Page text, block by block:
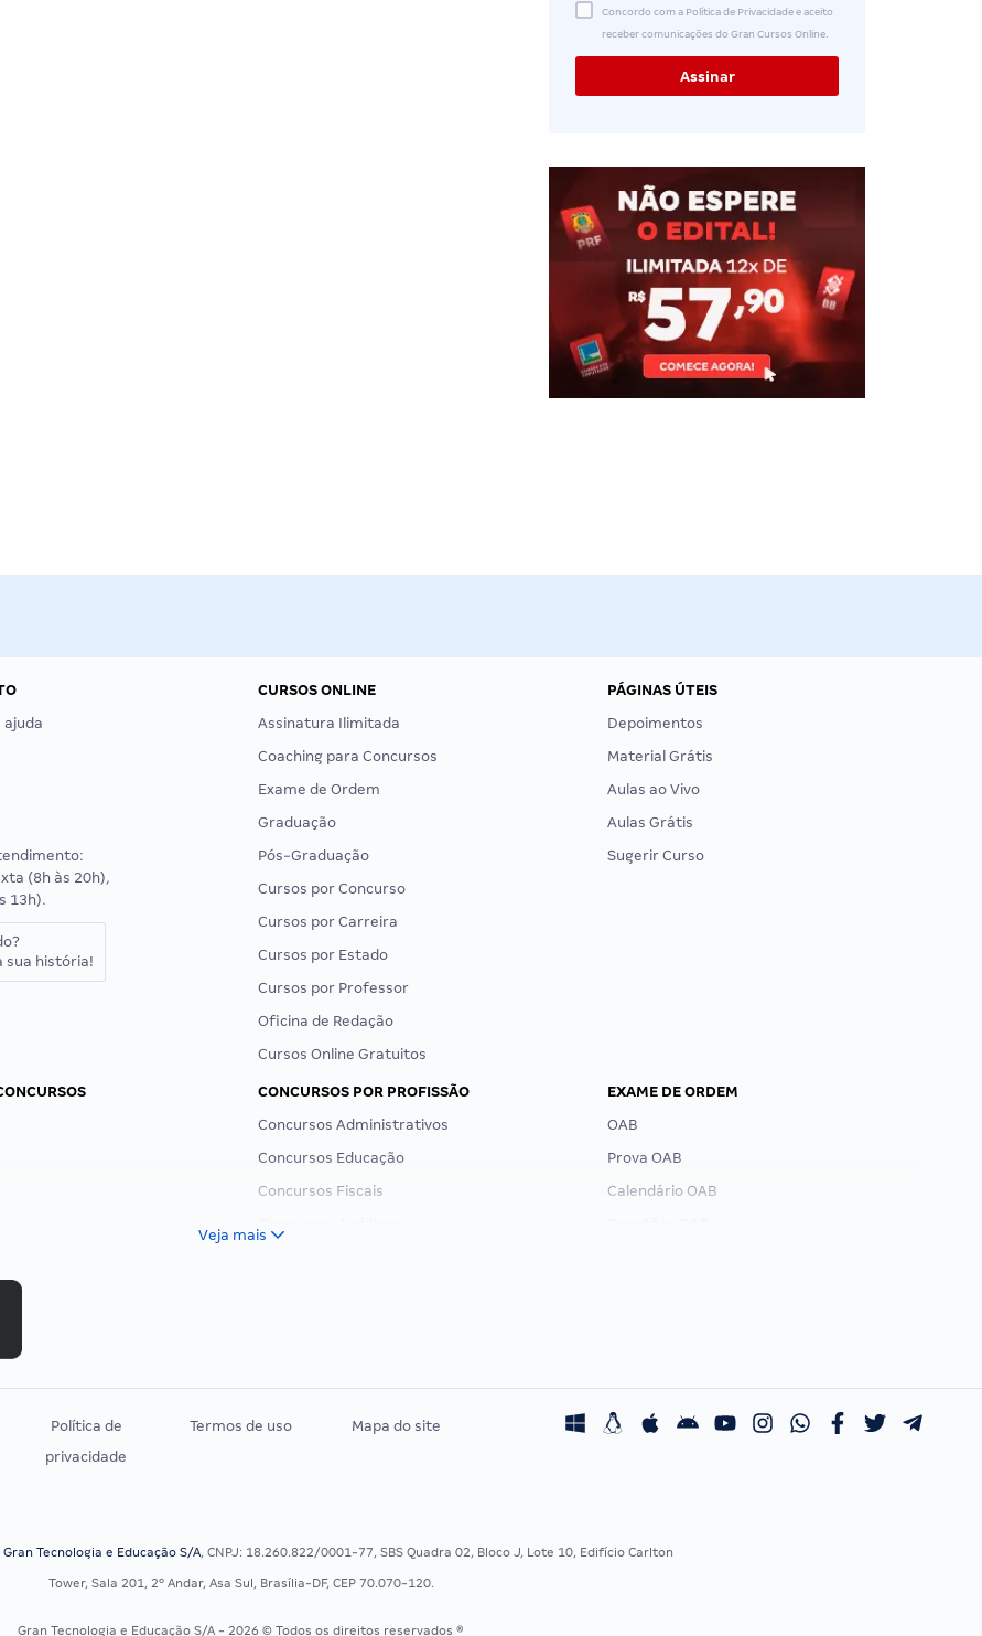
Concordo com a Política de Privacidade e aceito
receber comunicações do Gran Cursos Online.
ajuda
(8h às 20h),
13h).
sua história!
CURSOS ONLINE
Assinatura Ilimitada
Coaching para Concursos
Exame de Ordem
Graduação
Pós-Graduação
Cursos por Concurso
Cursos por Carreira
Cursos por Estado
Cursos por Professor
Oficina de Redação
Cursos Online Gratuitos
PÁGINAS ÚTEIS
Depoimentos
Material Grátis
Aulas ao Vivo
Aulas Grátis
Sugerir Curso
CONCURSOS POR PROFISSÃO
Concursos Administrativos
Concursos Educação
Concursos Fiscais
Residência Multiprofissional
EXAME DE ORDEM
OAB
Prova OAB
Calendário OAB
Veja mais
Política de
privacidade
Termos de uso Mapa do site
Gran Tecnologia e Educação S/A, CNPJ: 18.260.822/0001-77, SBS Quadra 02, Bloco J, Lote 10, Edifício Carlton
Tower, Sala 201, 2º Andar, Asa Sul, Brasília-DF, CEP 70.070-120.
Gran Tecnologia e Educação S/A - 2026 © Todos os direitos reservados ®